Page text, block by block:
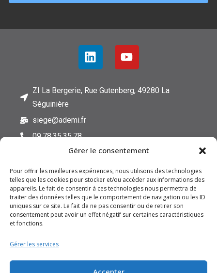
Gérer le consentement
Pour offrir les meilleures expériences, nous utilisons des technologies
telles que les cookies pour stocker et/ou accéder aux informations des
appareils. Le fait de consentir à ces technologies nous permettra de
traiter des données telles que le comportement de navigation ou les ID
uniques sur ce site. Le fait de ne pas consentir ou de retirer son
consentement peut avoir un effet négatif sur certaines caractéristiques
et fonctions.
Gérer les services
p
n
f
i
d
e
n
t
a
i
ZI La Bergerie, Rue Gutenberg, 49280 La
Séguinière
siege@ademi.fr
09.78.35.35.78
FAQ
Mentions Légales
CGV